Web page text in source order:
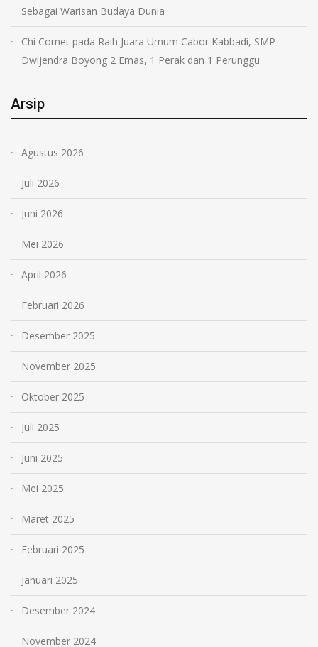
Sebagai Warisan Budaya Dunia
Chi Cornet pada Raih Juara Umum Cabor Kabbadi, SMP
Dwijendra Boyong 2 Emas, 1 Perak dan 1 Perunggu
Arsip
Agustus 2026
Juli 2026
Juni 2026
Mei 2026
April 2026
Februari 2026
Desember 2025
November 2025
Oktober 2025
Juli 2025
Juni 2025
Mei 2025
Maret 2025
Februari 2025
Januari 2025
Desember 2024
November 2024